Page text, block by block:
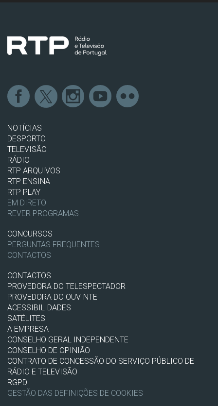
NOTÍCIAS
DESPORTO
TELEVISÃO
RÁDIO
RTP ARQUIVOS
RTP ENSINA
RTP PLAY
EM DIRETO
REVER PROGRAMAS
CONCURSOS
PERGUNTAS FREQUENTES
CONTACTOS
CONTACTOS
PROVEDORA DO TELESPECTADOR
PROVEDORA DO OUVINTE
ACESSIBILIDADES
SATÉLITES
A EMPRESA
CONSELHO GERAL INDEPENDENTE
CONSELHO DE OPINIÃO
CONTRATO DE CONCESSÃO DO SERVIÇO PÚBLICO DE
RÁDIO E TELEVISÃO
RGPD
GESTÃO DAS DEFINIÇÕES DE COOKIES